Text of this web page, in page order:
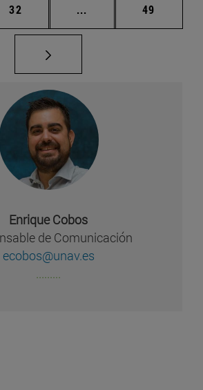
Página
32 ... Páginas intermedias
Página
49
Enrique Cobos
de Comunicación
ecobos@unav.es
.........